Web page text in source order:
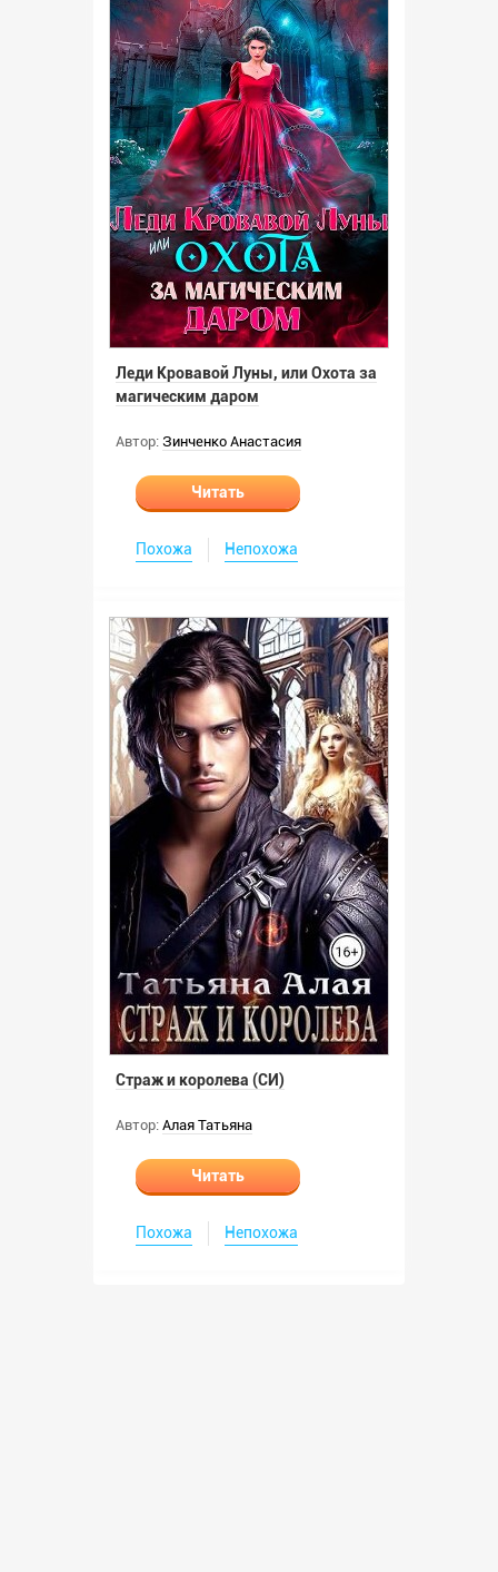
Леди Кровавой Луны, или Охота за
магическим даром
Автор: Зинченко Анастасия
Читать
Похожа Непохожа
Страж и королева (СИ)
Автор: Алая Татьяна
Читать
Похожа Непохожа